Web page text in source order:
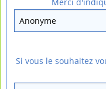
Si vous le souhaitez